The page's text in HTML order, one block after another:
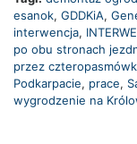
esanok, GDDKiA,
interwencja,
po obu stronach
przez
Podkarpacie, prace,
wygrodzenie na